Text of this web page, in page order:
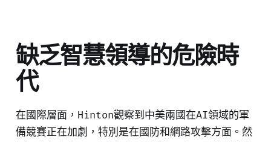
缺乏智慧領導的危險時
代
在國際層面，Hinton觀察到中美兩國在AI領域的軍
備競賽正在加劇，特別是在國防和網路攻擊方面。然